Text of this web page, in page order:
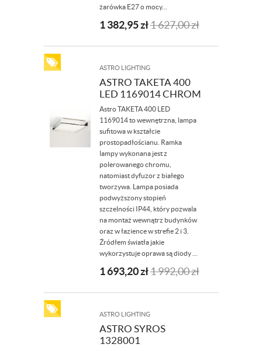
żarówka E27 o mocy...
1 382,95zł1 627,00zł
ASTRO LIGHTING
ASTRO TAKETA 400
LED 1169014 CHROM
Astro TAKETA 400 LED
1169014 to wewnętrzna, lampa
sufitowa w kształcie
prostopadłościanu. Ramka
lampy wykonana jest z
polerowanego chromu,
natomiast dyfuzor z białego
tworzywa. Lampa posiada
podwyższony stopień
szczelności IP44, który pozwala
na montaż wewnątrz budynków
oraz w łazience w strefie 2 i 3.
Źródłem światła jakie
wykorzystuje oprawa są diody ...
1 693,20zł1 992,00zł
ASTRO LIGHTING
ASTRO SYROS
1328001